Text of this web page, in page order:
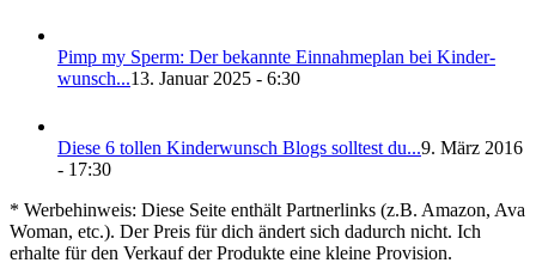
Pimp my Sperm: Der bekann­te Ein­nah­me­plan bei Kin­der­
wunsch...13. Januar 2025 - 6:30
Die­se 6 tol­len Kin­der­wunsch Blogs soll­test du...9. März 2016
- 17:30
* Werbehinweis: Diese Seite enthält Partnerlinks (z.B. Amazon, Ava
Woman, etc.). Der Preis für dich ändert sich dadurch nicht. Ich
erhalte für den Verkauf der Produkte eine kleine Provision.